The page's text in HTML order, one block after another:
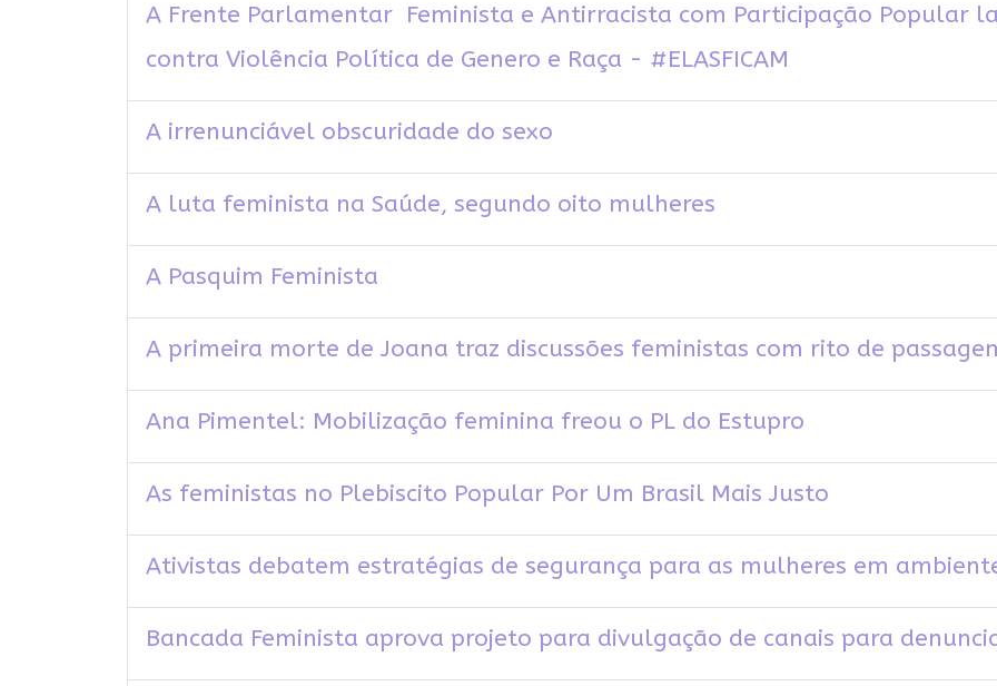
A Frente Parlamentar Feminista e Antirracista com Participação Popular
contra Violência Política de Genero e Raça - #ELASFICAM
A irrenunciável obscuridade do sexo
A luta feminista na Saúde, segundo oito mulheres
A Pasquim Feminista
A primeira morte de Joana traz discussões feministas com rito de
Ana Pimentel: Mobilização feminina freou o PL do Estupro
As feministas no Plebiscito Popular Por Um Brasil Mais Justo
Ativistas debatem estratégias de segurança para as mulheres em
Bancada Feminista aprova projeto para divulgação de canais para